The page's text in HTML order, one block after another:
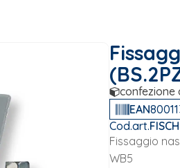
confezione
EAN
Cod.art.
Fissaggio
WB5